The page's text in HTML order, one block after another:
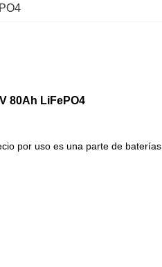
80Ah LiFePO4
por uso es una parte de baterías